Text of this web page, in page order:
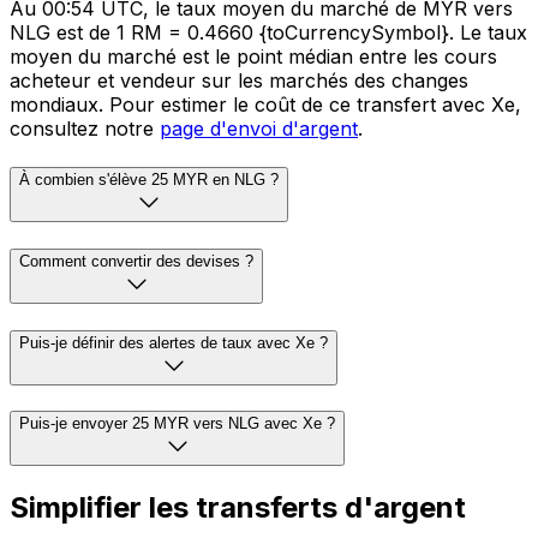
Au 00:54 UTC, le taux moyen du marché de MYR vers
NLG est de 1 RM = 0.4660 {toCurrencySymbol}. Le taux
moyen du marché est le point médian entre les cours
acheteur et vendeur sur les marchés des changes
mondiaux. Pour estimer le coût de ce transfert avec Xe,
consultez notre page d'envoi d'argent.
À combien s'élève 25 MYR en NLG ?
Comment convertir des devises ?
Puis-je définir des alertes de taux avec Xe ?
Puis-je envoyer 25 MYR vers NLG avec Xe ?
Simplifier les transferts d'argent